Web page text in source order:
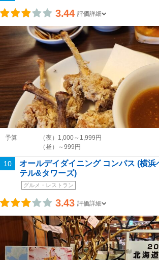
3.44 評価詳細
予算
（夜）1,000～1,999円
（昼）～999円
10
オールデイダイニング コンパス (横浜
テル&タワーズ)
グルメ・レストラン
3.43 評価詳細